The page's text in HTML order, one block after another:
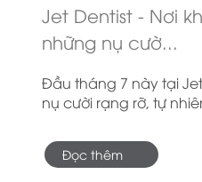
Jet Dentist - Nơi
những nụ cườ...
Đầu tháng 7 này tại
nụ cười rạng rỡ, tự
Đọc thêm